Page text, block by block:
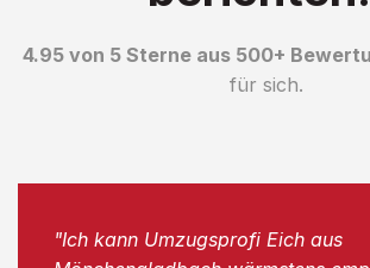
4.95 von 5 Sterne aus 500+
für sich.
"Ich kann Umzugsprofi Eich aus